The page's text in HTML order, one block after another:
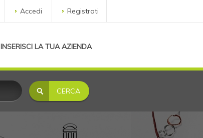
Accedi Registrati
INSERISCI LA TUA AZIENDA